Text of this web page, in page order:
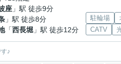
座 」駅 徒歩9分
」駅 徒歩8分
「西長堀 」駅 徒歩12分
駐輪場
CATV
♪